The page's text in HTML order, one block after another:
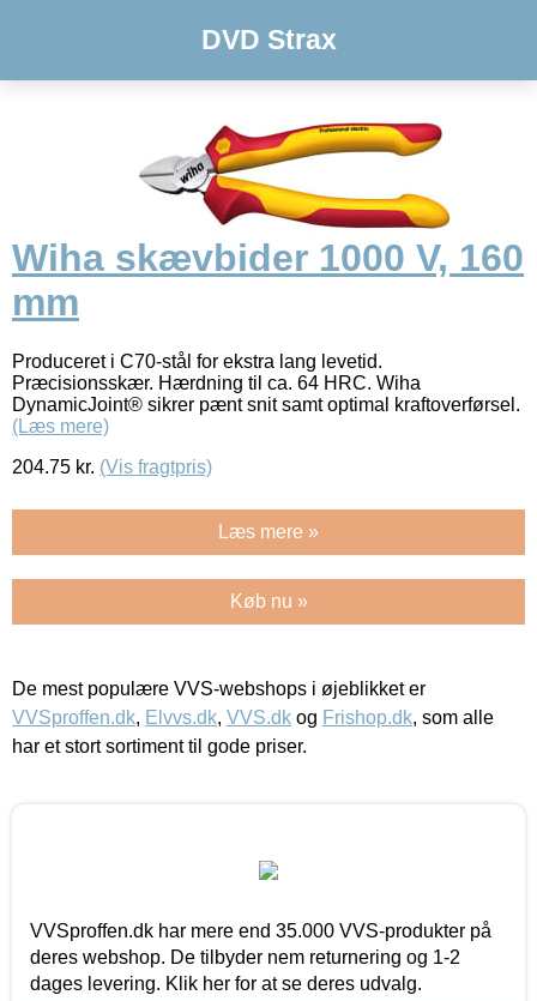
DVD Strax
Wiha skævbider 1000 V, 160
mm
Produceret i C70-stål for ekstra lang levetid.
Præcisionsskær. Hærdning til ca. 64 HRC. Wiha
DynamicJoint® sikrer pænt snit samt optimal kraftoverførsel.
(Læs mere)
204.75 kr. (Vis fragtpris)
Læs mere »
Køb nu »
De mest populære VVS-webshops i øjeblikket er
VVSproffen.dk, Elvvs.dk, VVS.dk og Frishop.dk, som alle
har et stort sortiment til gode priser.
VVSproffen.dk har mere end 35.000 VVS-produkter på
deres webshop. De tilbyder nem returnering og 1-2
dages levering. Klik her for at se deres udvalg.